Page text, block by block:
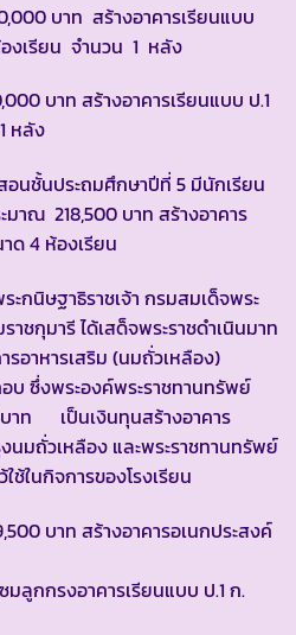
บาท สร้างอาคารเรียนแบบ
งเรียน จำนวน 1 หลัง
บาท สร้างอาคารเรียนแบบ ป.1
หลัง
อนชั้นประถมศึกษาปีที่ 5 มีนักเรียน
มาณ 218,500 บาท สร้างอาคาร
ด 4 ห้องเรียน
กนิษฐาธิราชเจ้า กรมสมเด็จพระ
ชกุมารี ได้เสด็จพระราชดำเนินมาท
ารอาหารเสริม (นมถั่วเหลือง)
บ ซึ่งพระองค์พระราชทานทรัพย์
าท เป็นเงินทุนสร้างอาคาร
นมถั่วเหลือง และพระราชทานทรัพย์
ช้ในกิจการของโรงเรียน
บาท สร้างอาคารอเนกประสงค์
ลูกกรงอาคารเรียนแบบ ป.1 ก.